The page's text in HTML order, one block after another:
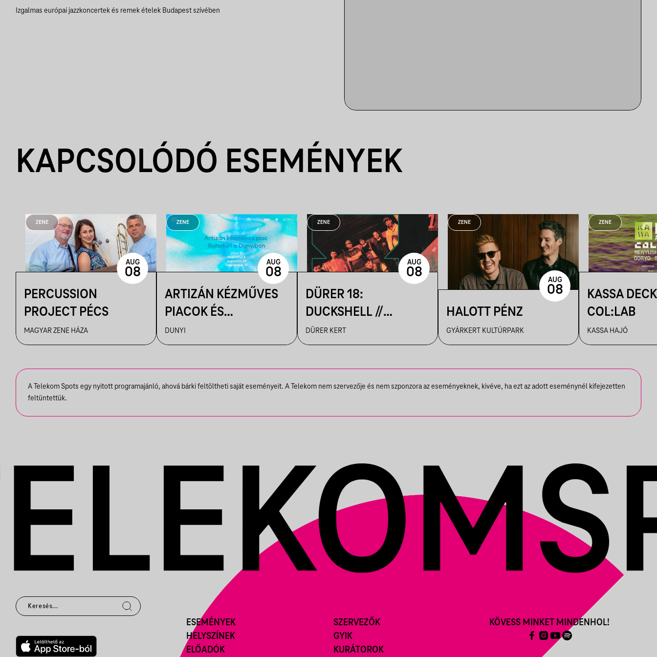
Izgalmas európai jazzkoncertek és remek ételek Budapest szívében
KAPCSOLÓDÓ ESEMÉNYEK
ZENE
PERCUSSION
PROJECT PÉCS
MAGYAR ZENE HÁZA
AUG
08
ZENE
ARTIZÁN KÉZMŰVES
PIACOK ÉS
RUHATURIK A
DUNYIBAN
DUNYI
AUG
08
ZENE
DÜRER 18:
DUCKSHELL //
VENDÉG:
VÁRHEGYUTCA
DÜRER KERT
AUG
08
ZENE
HALOTT PÉNZ
GYÁRKERT KULTÚRPARK
AUG
08
ZENE
KASSA
COL:LAB
KASSA HAJÓ
A Telekom Spots egy nyitott programajánló, ahová bárki feltöltheti saját eseményeit. A Telekom nem szervezője és nem szponzora az eseményeknek, kivéve, ha ezt az adott eseménynél kifejezetten
feltüntettük.
ESEMÉNYEK
HELYSZÍNEK
ELŐADÓK
SZERVEZŐK
GYIK
KURÁTOROK
KÖVESS MINKET MINDENHOL!